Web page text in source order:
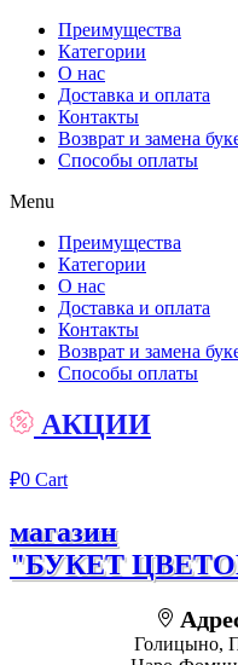
Преимущества
Категории
О нас
Доставка и оплата
Контакты
Возврат и замена
Способы оплаты
Menu
Преимущества
Категории
О нас
Доставка и оплата
Контакты
Возврат и замена
Способы оплаты
АКЦИИ
₽0 Cart
магазин
"БУКЕТ
Голицыно,